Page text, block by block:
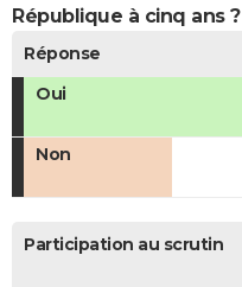
République à cinq ans ?
Réponse
Oui
Non
Participation au scrutin